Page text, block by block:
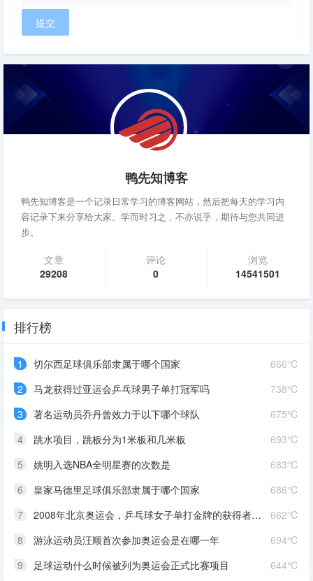
鸭先知博客
鸭先知博客是一个记录日常学习的博客网站，然后把每天的学习内
容记录下来分享给大家。学而时习之，不亦说乎，期待与您共同进
步。
文章
29208
评论
0
浏览
14541501
排行榜
666℃
1
切尔西足球俱乐部隶属于哪个国家
738℃
2
马龙获得过亚运会乒乓球男子单打冠军吗
675℃
3
著名运动员乔丹曾效力于以下哪个球队
693℃
4
跳水项目，跳板分为1米板和几米板
683℃
5
姚明入选NBA全明星赛的次数是
686℃
6
皇家马德里足球俱乐部隶属于哪个国家
662℃
7
2008年北京奥运会，乒乓球女子单打金牌的获得者是谁
694℃
8
游泳运动员汪顺首次参加奥运会是在哪一年
644℃
9
足球运动什么时候被列为奥运会正式比赛项目